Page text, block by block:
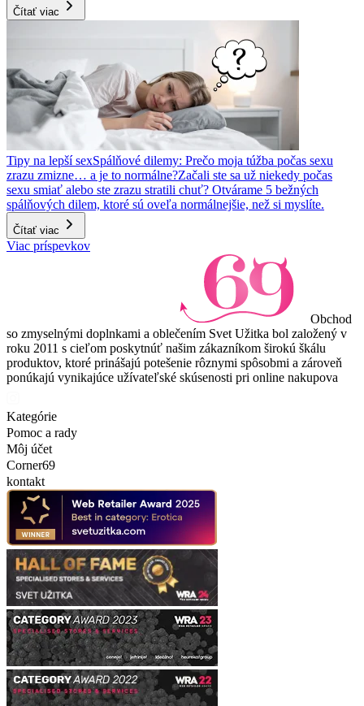
Čítať viac
Tipy na lepší sexSpálňové dilemy: Prečo moja túžba počas sexu
zrazu zmizne… a je to normálne?Začali ste sa už niekedy počas
sexu smiať alebo ste zrazu stratili chuť? Otvárame 5 bežných
spálňových dilem, ktoré sú oveľa normálnejšie, než si myslíte.
Čítať viac
Viac príspevkov
Obchod
so zmyselnými doplnkami a oblečením Svet Užitka bol založený v
roku 2011 s cieľom poskytnúť našim zákazníkom širokú škálu
produktov, ktoré prinášajú potešenie rôznymi spôsobmi a zároveň
ponúkajú vynikajúce užívateľské skúsenosti pri online nakupova
Kategórie
Pomoc a rady
Môj účet
Corner69
kontakt